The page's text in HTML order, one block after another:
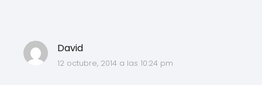
David
12 octubre, 2014 a las 10:24 pm